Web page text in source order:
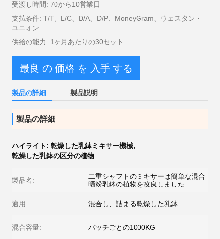
受渡し時間: 70から10営業日
支払条件: T/T、L/C、D/A、D/P、MoneyGram、ウェスタン・
ユニオン
供給の能力: 1ヶ月あたりの30セット
最良 の 価格 を 入手 する
製品の詳細 製品説明
製品の詳細
ハイライト: 乾燥した乳鉢ミキサー機械,
乾燥した乳鉢の区分の植物
製品名:
二重シャフトのミキサーは簡単な混合
晒粉乳鉢の植物を改良しました
適用: 混合し、詰まる乾燥した乳鉢
混合容量: バッチごとの1000KG